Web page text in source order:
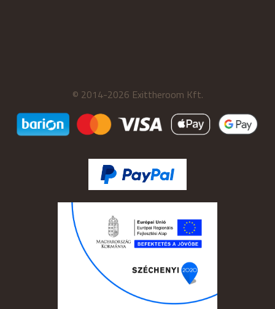
© 2014-2026 Exittheroom Kft.